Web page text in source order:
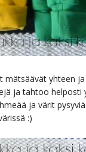
mätsäävät yhteen
ja tahtoo helposti
ja värit
:)